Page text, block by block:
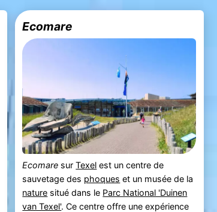
Ecomare
Ecomare surTexel est un centre de
sauvetage des phoques et un musée de la
nature situé dans le Parc National 'Duinen
van Texel'. Ce centre offre une expérience